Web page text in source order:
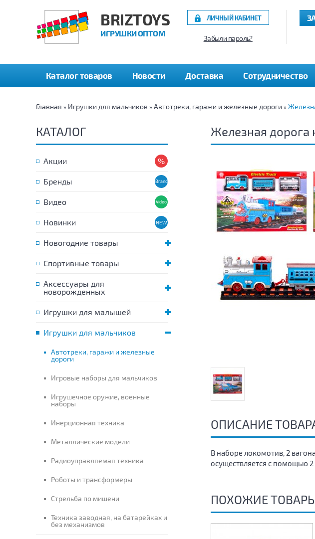
BRIZTOYS
ИГРУШКИ ОПТОМ
ЛИЧНЫЙ КАБИНЕТ
Забыли пароль?
Каталог товаров Новости Доставка Сотрудничество
Главная » Игрушки для мальчиков » Автотреки, гаражи и железные дороги »
КАТАЛОГ
Акции
Бренды
Видео
Новинки
Новогодние товары
Спортивные товары
Аксессуары для
новорожденных
Игрушки для малышей
Игрушки для мальчиков
Автотреки, гаражи и железные
дороги
Игровые наборы для мальчиков
Игрушечное оружие, военные
наборы
Инерционная техника
Металлические модели
Радиоуправляемая техника
Роботы и трансформеры
Стрельба по мишени
Техника заводная, на батарейках и
без механизмов
Железная дорога
ОПИСАНИЕ
В наборе локомотив, 2
осуществляется с помощью
ПОХОЖИЕ